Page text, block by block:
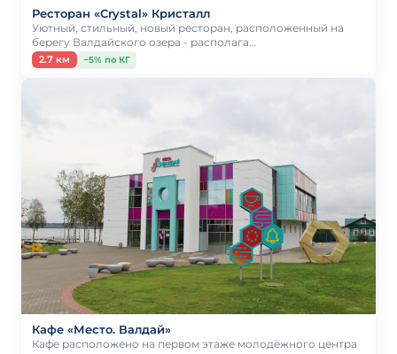
Ресторан «Crystal» Кристалл
Уютный, стильный, новый ресторан, расположенный на
берегу Валдайского озера - располага…
2.7 км −5% по КГ
Кафе «Место. Валдай»
Кафе расположено на первом этаже молодёжного центра